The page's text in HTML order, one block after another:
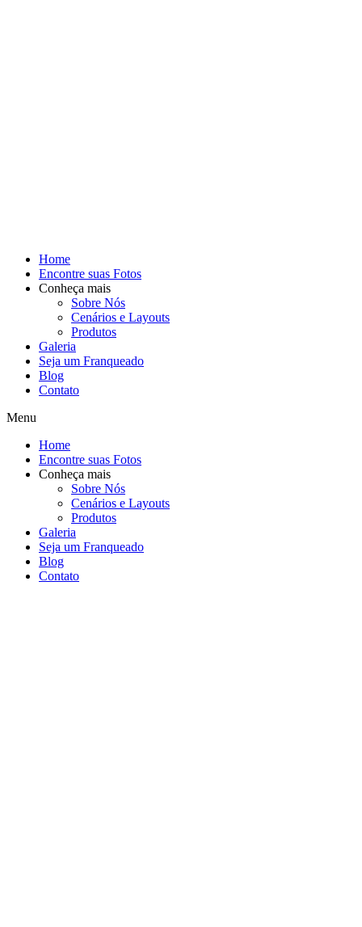
Home
Encontre suas Fotos
Conheça mais
Sobre Nós
Cenários e Layouts
Produtos
Galeria
Seja um Franqueado
Blog
Contato
Menu
Home
Encontre suas Fotos
Conheça mais
Sobre Nós
Cenários e Layouts
Produtos
Galeria
Seja um Franqueado
Blog
Contato